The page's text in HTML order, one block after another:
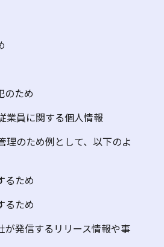
ため
業員に関する個人情報
理のため例として、以下のよ
ため
ため
発信するリリース情報や事